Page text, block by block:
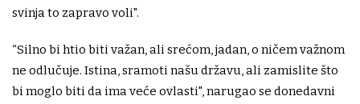
svinja to zapravo voli".
“Silno bi htio biti važan, ali srećom, jadan, o ničem važnom
ne odlučuje. Istina, sramoti našu državu, ali zamislite što
bi moglo biti da ima veće ovlasti", narugao se donedavni